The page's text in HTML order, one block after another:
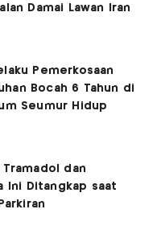
Damai Lawan Iran
Pemerkosaan
Bocah 6 Tahun di
Seumur Hidup
Tramadol dan
Ini Ditangkap saat